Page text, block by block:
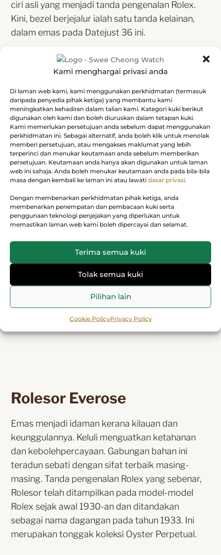
Kami menghargai privasi anda
Di laman web kami, kami menggunakan perkhidmatan (termasuk
daripada penyedia pihak ketiga) yang membantu kami
meningkatkan kehadiran dalam talian kami. Kategori kuki berikut
digunakan oleh kami dan boleh diuruskan dalam tetapan kuki.
Kami memerlukan persetujuan anda sebelum dapat menggunakan
perkhidmatan ini. Sebagai alternatif, anda boleh klik untuk menolak
memberi persetujuan, atau mengakses maklumat yang lebih
terperinci dan menukar keutamaan anda sebelum memberikan
persetujuan. Keutamaan anda hanya akan digunakan untuk laman
web ini sahaja. Anda boleh menukar keutamaan anda pada bila-bila
masa dengan kembali ke laman ini atau lawati dasar privasi.
Dengan membenarkan perkhidmatan pihak ketiga, anda
membenarkan penempatan dan pembacaan kuki serta
penggunaan teknologi penjejakan yang diperlukan untuk
memastikan laman web kami boleh dipercayai dan selamat.
Terima semua kuki
Tolak semua kuki
Pilihan lain
Cookie PolicyPrivacy Policy
ciri asli yang menjadi tanda pengenalan Rolex.
Kini, bezel berjejalur ialah satu tanda kelainan,
dalam emas pada Datejust 36 ini.
Permukaan Batu Loh
Kemasan sinaran cahaya matahari menghasilkan
pantulan cahaya yang halus pada kebanyakan
permukaan dalam koleksi Oyster Perpetual.
Kemasan ini digarap menerusi kemahiran teknik
memberus yang menghasilkan alur yang
memencar keluar dari tengah permukaan.
Cahaya meresap secara konsisten di sepanjang
setiap ukiran, mewujudkan sinaran halus yang
unik yang terhasil bergantung pada kedudukan
pergelangan tangan. Setelah kemasan sinaran
cahaya matahari selesai, warna permukaan
diterapkan menggunakan Pemendapan Wap
Fizikal atau pengelektrosaduran. Lapisan varnis
yang nipis memberikan penampilan akhir pada
Rolesor Everose
Emas menjadi idaman kerana kilauan dan
keunggulannya. Keluli menguatkan ketahanan
dan kebolehpercayaan. Gabungan bahan ini
teradun sebati dengan sifat terbaik masing-
masing. Tanda pengenalan Rolex yang sebenar,
Rolesor telah ditampilkan pada model-model
Rolex sejak awal 1930-an dan ditandakan
sebagai nama dagangan pada tahun 1933. Ini
merupakan tonggak koleksi Oyster Perpetual.